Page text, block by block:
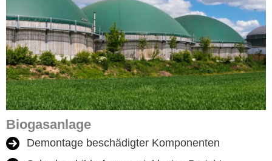
Wartung und Service Ihrer
Biogasanlage
Demontage beschädigter Komponenten